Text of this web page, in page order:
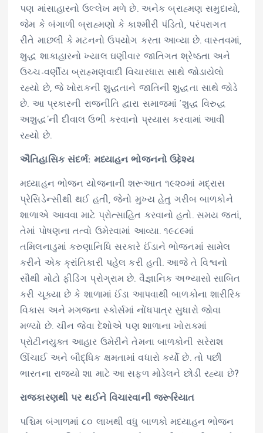
પણ માંસાહારનો ઉલ્લેખ મળે છે. અનેક બ્રાહ્મણ સમુદાયો,
જેમ કે બંગાળી બ્રાહ્મણો કે કાશ્મીરી પંડિતો, પરંપરાગત
રીતે માછલી કે મટનનો ઉપયોગ કરતા આવ્યા છે. વાસ્તવમાં,
શુદ્ધ શાકાહારનો ખ્યાલ ઘણીવાર જાતિગત શ્રેષ્ઠતા અને
ઉચ્ચ-વર્ણીય બ્રાહ્મણવાદી વિચારધારા સાથે જોડાયેલો
રહ્યો છે, જે ખોરાકની શુદ્ધતાને જાતિની શુદ્ધતા સાથે જોડે
છે. આ પ્રકારની રાજનીતિ દ્વારા સમાજમાં ‘શુદ્ધ વિરુદ્ધ
અશુદ્ધ’ની દીવાલ ઉભી કરવાનો પ્રયાસ કરવામાં આવી
રહ્યો છે.
ઐતિહાસિક સંદર્ભ: મધ્યાહન ભોજનનો ઉદ્દેશ્ય
મધ્યાહન ભોજન યોજનાની શરૂઆત ૧૯૨૦માં મદ્રાસ
પ્રેસિડેન્સીથી થઈ હતી, જેનો મુખ્ય હેતુ ગરીબ બાળકોને
શાળાએ આવવા માટે પ્રોત્સાહિત કરવાનો હતો. સમય જતાં,
તેમાં પોષણના તત્વો ઉમેરવામાં આવ્યા. ૧૯૮૯માં
તમિલનાડુમાં કરુણાનિધિ સરકારે ઈંડાને ભોજનમાં સામેલ
કરીને એક ક્રાંતિકારી પહેલ કરી હતી. આજે તે વિશ્વનો
સૌથી મોટો ફીડિંગ પ્રોગ્રામ છે. વૈજ્ઞાનિક અભ્યાસો સાબિત
કરી ચૂક્યા છે કે શાળામાં ઈંડા આપવાથી બાળકોના શારીરિક
વિકાસ અને મગજના સ્કોર્સમાં નોંધપાત્ર સુધારો જોવા
મળ્યો છે. ચીન જેવા દેશોએ પણ શાળાના ખોરાકમાં
પ્રોટીનયુક્ત આહાર ઉમેરીને તેમના બાળકોની સરેરાશ
ઊંચાઈ અને બૌદ્ધિક ક્ષમતામાં વધારો કર્યો છે. તો પછી
ભારતના રાજ્યો શા માટે આ સફળ મોડેલને છોડી રહ્યા છે?
રાજકારણથી પર થઈને વિચારવાની જરૂરિયાત
પશ્ચિમ બંગાળમાં ૮૦ લાખથી વધુ બાળકો મધ્યાહન ભોજન